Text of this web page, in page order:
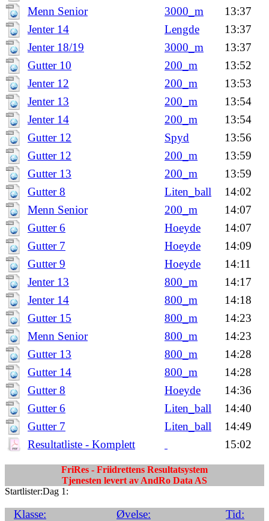
Menn Senior
3000_m
13:37
Jenter 14
Lengde
13:37
Jenter 18/19
3000_m
13:37
Gutter 10
200_m
13:52
Jenter 12
200_m
13:53
Jenter 13
200_m
13:54
Jenter 14
200_m
13:54
Gutter 12
Spyd
13:56
Gutter 12
200_m
13:59
Gutter 13
200_m
13:59
Gutter 8
Liten_ball
14:02
Menn Senior
200_m
14:07
Gutter 6
Hoeyde
14:07
Gutter 7
Hoeyde
14:09
Gutter 9
Hoeyde
14:11
Jenter 13
800_m
14:17
Jenter 14
800_m
14:18
Gutter 15
800_m
14:23
Menn Senior
800_m
14:23
Gutter 13
800_m
14:28
Gutter 14
800_m
14:28
Gutter 8
Hoeyde
14:36
Gutter 6
Liten_ball
14:40
Gutter 7
Liten_ball
14:49
Resultatliste - Komplett
15:02
FriRes - Friidrettens Resultatsystem
Tjenesten levert av AndRo Data AS
Startlister:Dag 1:
Klasse: Øvelse: Tid: